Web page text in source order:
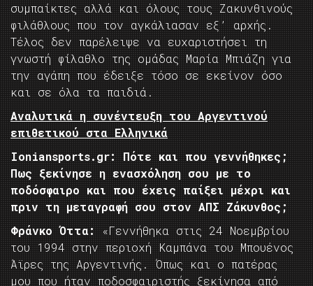
συμπαίκτες αλλά και όλους τους Ζακυνθινούς
φιλάθλους που τον αγκάλιασαν εξ’ αρχής.
Τέλος δεν παρέλειψε να ευχαριστήσει τη
γνωστή φίλαθλο της ομάδας Μαρία Μπιάζη για
την αγάπη που έδειξε τόσο σε εκείνον όσο
και σε όλα τα παιδιά.
Αναλυτικά η συνέντευξη του Αργεντινού
επιθετικού στα Ελληνικά
Ioniansports.gr: Πότε και που γεννήθηκες;
Πως ξεκίνησε η ενασχόληση σου με το
ποδόσφαιρο και που έχεις παίξει μέχρι και
πριν τη μεταγραφή σου στον ΑΠΣ Ζάκυνθος;
Φράνκο Όττα: «Γεννήθηκα στις 24 Νοεμβρίου
του 1994 στην περιοχή Καμπάνα του Μπουένος
Άϊρες της Αργεντινής. Όπως και ο πατέρας
μου που ήταν ποδοσφαιριστής ξεκίνησα από